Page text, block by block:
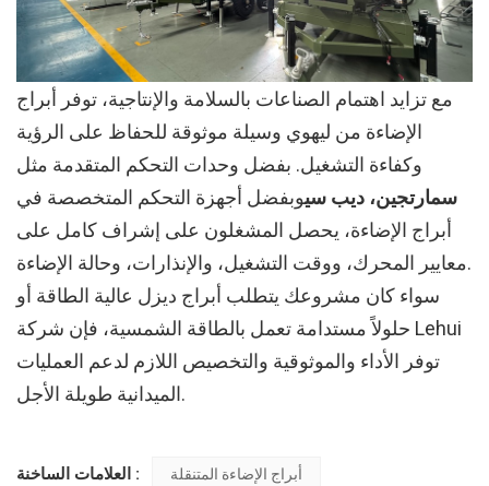
مع تزايد اهتمام الصناعات بالسلامة والإنتاجية، توفر أبراج
الإضاءة من ليهوي وسيلة موثوقة للحفاظ على الرؤية
وكفاءة التشغيل. بفضل وحدات التحكم المتقدمة مثل
سمارتجين، ديب سيوبفضل أجهزة التحكم المتخصصة في
أبراج الإضاءة، يحصل المشغلون على إشراف كامل على
معايير المحرك، ووقت التشغيل، والإنذارات، وحالة الإضاءة.
سواء كان مشروعك يتطلب أبراج ديزل عالية الطاقة أو
حلولاً مستدامة تعمل بالطاقة الشمسية، فإن شركة Lehui
توفر الأداء والموثوقية والتخصيص اللازم لدعم العمليات
الميدانية طويلة الأجل.
العلامات الساخنة : أبراج الإضاءة المتنقلة